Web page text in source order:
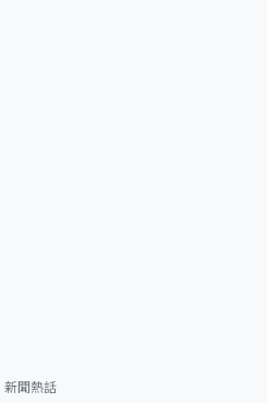
新聞熱話